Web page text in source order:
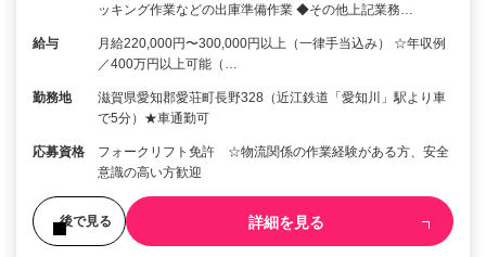
ッキング作業などの出庫準備作業 ◆その他上記業務…
給与
月給220,000円〜300,000円以上（一律手当込み） ☆年収例
／400万円以上可能（…
勤務地
滋賀県愛知郡愛荘町長野328（近江鉄道「愛知川」駅より車
で5分）★車通勤可
応募資格
フォークリフト免許 ☆物流関係の作業経験がある方、安全
意識の高い方歓迎
後で見る 詳細を見る